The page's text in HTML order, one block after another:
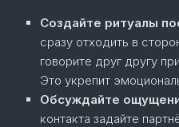
Создайте ритуалы
сразу отходить в
говорите друг другу
Это укрепит
Обсуждайте
контакта задайте